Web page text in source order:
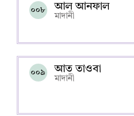
০০৮ আল আনফাল
মাদানী
০০৯ আত তাওবা
মাদানী